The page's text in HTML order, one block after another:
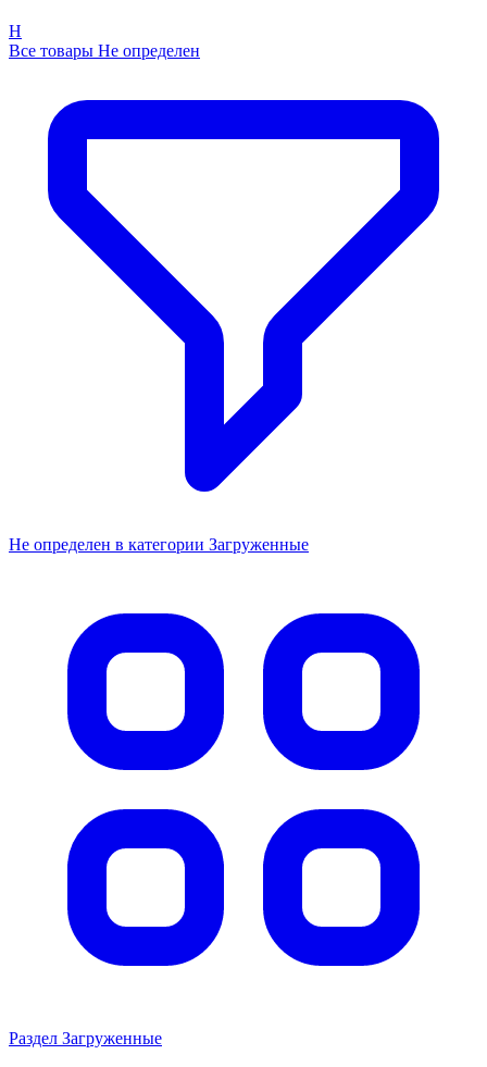
Н
Все товары Не определен
Не определен в категории Загруженные
Раздел Загруженные